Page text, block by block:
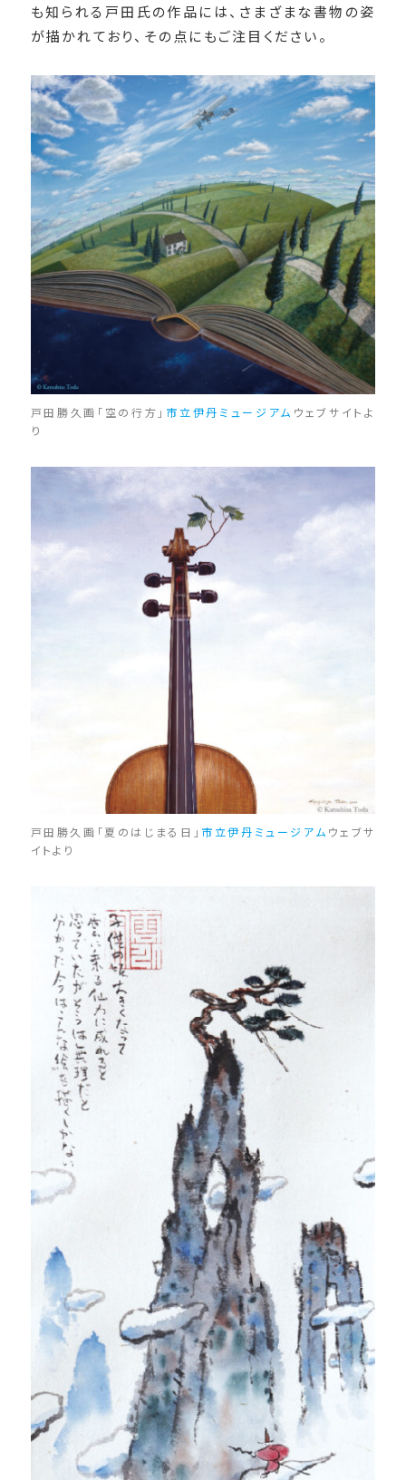
も知られる戸田氏の作品には、さまざまな書物の姿
が描かれており、その点にもご注目ください。
戸田勝久画「空の行方」 市立伊丹ミュージアム ウェブサイトよ
り
戸田勝久画「夏のはじまる日」 市立伊丹ミュージアム ウェブサ
イトより